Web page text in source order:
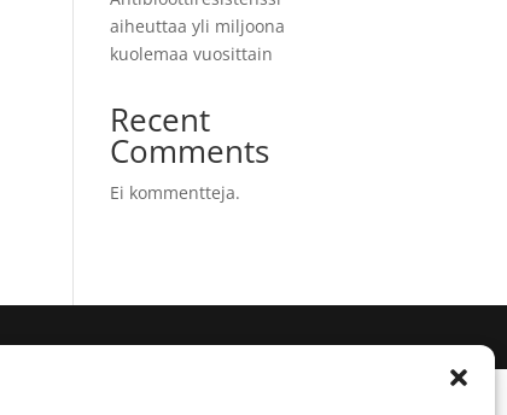
aiheuttaa yli miljoona
kuolemaa vuosittain
Recent
Comments
Ei kommentteja.